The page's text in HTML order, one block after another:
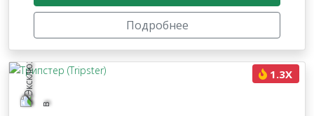
Подробнее
1.3X